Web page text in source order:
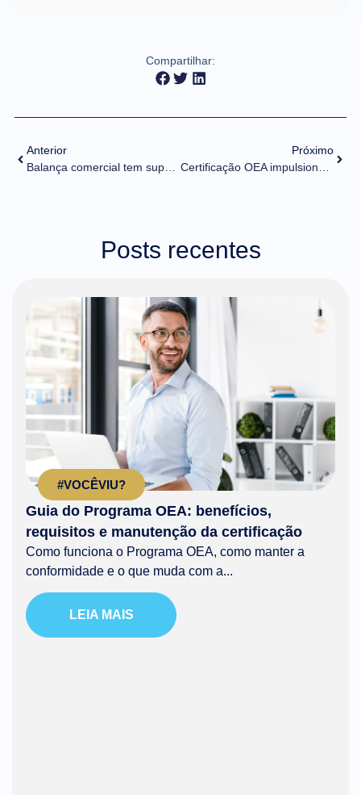
Compartilhar:
Anterior
Balança comercial tem superávit de US$ 9,8 bilhões em junho, aumento de 66% em relação ao ano passado
Próximo
Certificação OEA impulsiona adoção de tecnologia para compliance aduaneiro
Posts recentes
#VOCÊVIU?
Guia do Programa OEA: benefícios,
requisitos e manutenção da certificação
Como funciona o Programa OEA, como manter a
conformidade e o que muda com a...
LEIA MAIS